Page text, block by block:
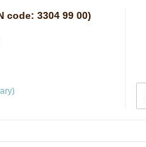
code: 3304 99 00)